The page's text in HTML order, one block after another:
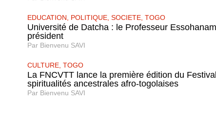
EDUCATION POLITIQUE SOCIETE TOGO
Université de Datcha : le Professeur
président
Par Bienvenu SAVI
CULTURE TOGO
La FNCVTT lance la première édition du
spiritualités ancestrales afro-togolaises
Par Bienvenu SAVI